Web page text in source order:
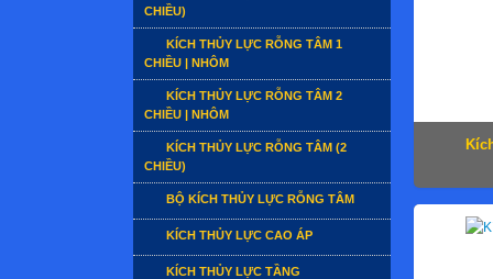
CHIỀU)
KÍCH THỦY LỰC RỖNG TÂM 1
CHIỀU | NHÔM
KÍCH THỦY LỰC RỖNG TÂM 2
CHIỀU | NHÔM
KÍCH THỦY LỰC RỖNG TÂM (2
CHIỀU)
BỘ KÍCH THỦY LỰC RỖNG TÂM
KÍCH THỦY LỰC CAO ÁP
KÍCH THỦY LỰC TẦNG